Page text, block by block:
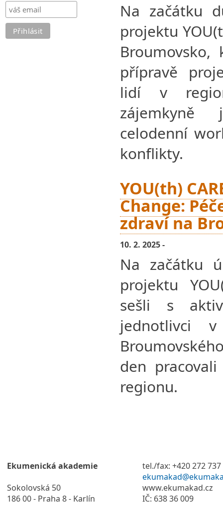
Na začátku
projektu
přípravě
lidí v
celodenní
konflikty.
YOU(th)
Change:
zdraví na
10. 2. 2025 -
Na začátku
projektu
sešli s
jednotlivci v
den
regionu.
Ekumenická akademie
Sokolovská 50
186 00 - Praha 8 - Karlín
tel./fax: +420 272 737
www.ekumakad.cz
IČ: 638 36 009